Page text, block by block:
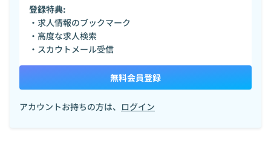
登録特典:
・求人情報のブックマーク
・高度な求人検索
・スカウトメール受信
無料会員登録
アカウントお持ちの方は、 ログイン